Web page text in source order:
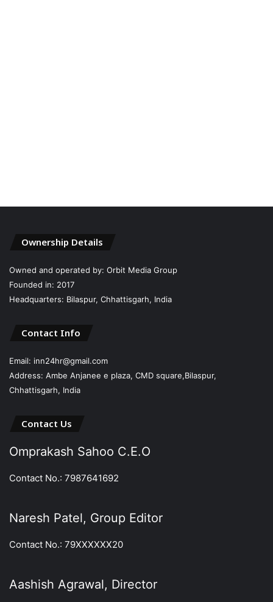
Ownership Details
Owned and operated by: Orbit Media Group
Founded in: 2017
Headquarters: Bilaspur, Chhattisgarh, India
Contact Info
Email: inn24hr@gmail.com
Address: Ambe Anjanee e plaza, CMD square,Bilaspur,
Chhattisgarh, India
Contact Us
Omprakash Sahoo C.E.O
Contact No.: 7987641692
Naresh Patel, Group Editor
Contact No.: 79XXXXXX20
Aashish Agrawal, Director